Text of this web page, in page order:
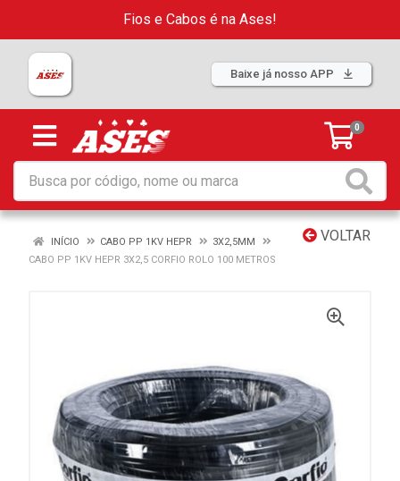
Fios e Cabos é na Ases!
Baixe já nosso APP
0
VOLTAR
INÍCIO CABO PP 1KV HEPR
3X2,5MM
CABO PP 1KV HEPR 3X2,5 CORFIO ROLO 100 METROS